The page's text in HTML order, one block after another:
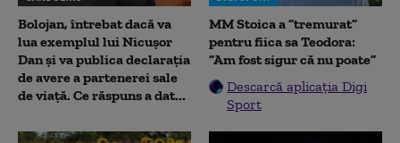
Bolojan, întrebat dacă va
lua exemplul lui Nicușor
Dan și va publica declarația
de avere a partenerei sale
de viață. Ce răspuns a dat...
MM Stoica a ”tremurat”
pentru fiica sa Teodora:
”Am fost sigur că nu poate”
Descarcă aplicația Digi
Sport